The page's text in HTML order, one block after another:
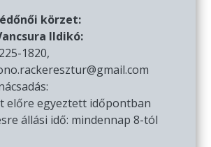
körzet:
Ildikó:
1820,
előre egyeztett időpontban
állási idő: mindennap 8-tól